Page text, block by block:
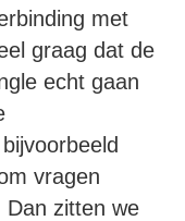
met
graag dat de
echt gaan
vragen
Dan zitten we